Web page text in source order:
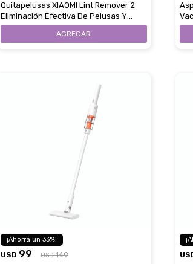
Quitapelusas XIAOMI Lint Remover 2
Eliminación Efectiva De Pelusas Y
Cuidado Eficiente De Las Prendas
33
USD 99 USD 149